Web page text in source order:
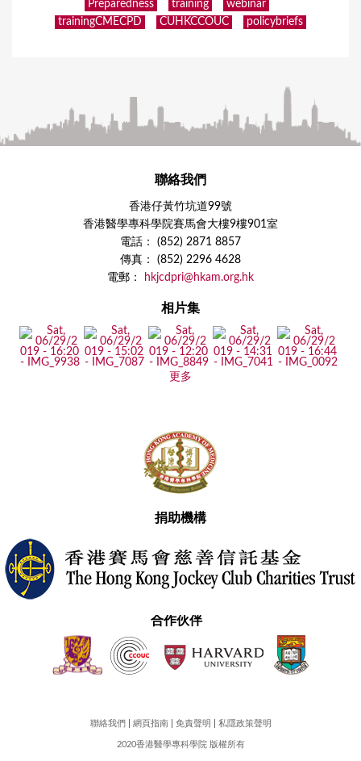
Preparedness
training
webinar
trainingCMECPD
CUHKCCOUC policybriefs
聯絡我們
香港仔黃竹坑道99號
香港醫學專科學院賽馬會大樓9樓901室
電話： (852) 2871 8857
傳真： (852) 2296 4628
電郵：
hkjcdpri@hkam.org.hk
相片集
更多
捐助機構
合作伙伴
2020香港醫學專科學院 版權所有
聯絡我們 網頁指南 免責聲明 私隱政策聲明